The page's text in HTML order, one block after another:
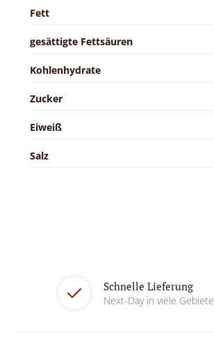
Fett
gesättigte Fettsäuren
Kohlenhydrate
Zucker
Eiweiß
Salz
Schnelle Lieferung
Next-Day in viele Gebiete